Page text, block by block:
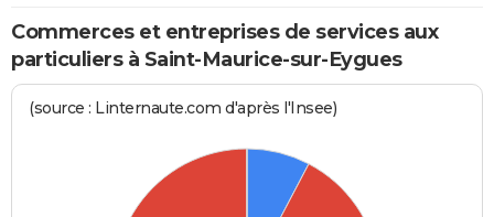
Commerces et entreprises de services aux
particuliers à Saint-Maurice-sur-Eygues
(source : Linternaute.com d'après l'Insee)